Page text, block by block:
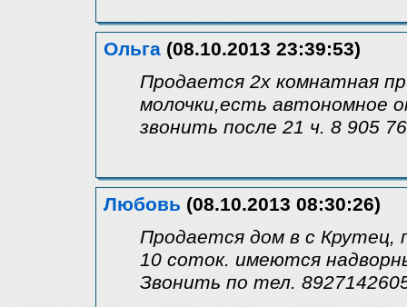
Ольга (08.10.2013 23:39:53)
Продается 2х комнатная
молочки,есть автономное
звонить после 21 ч. 8 905
Любовь (08.10.2013 08:30:26)
Продается дом в с Крутец,
10 соток. имеются
Звонить по тел.